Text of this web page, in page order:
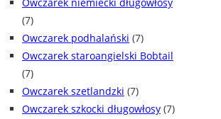
(7)
Owczarek podhalański (7)
Owczarek staroangielski Bobtail
(7)
Owczarek szetlandzki (7)
Owczarek szkocki długowłosy (7)